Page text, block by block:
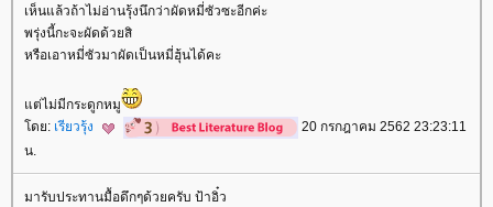
เห็นแล้วถ้าไม่อ่านรุ้งนึกว่าผัดหมี่ซัวซะอีกค่ะ
พรุ่งนี้กะจะผัดด้วยสิ
หรือเอาหมี่ซัวมาผัดเป็นหมี่ฮุ้นได้คะ
ต่ไม่มีกระดูกหมู
ดย: เรียวรุ้ง
20 กรกฎาคม 2562 23:23:11
น.
มารับประทานมื้อดึกๆด้วยครับ ป้าอิ๋ว